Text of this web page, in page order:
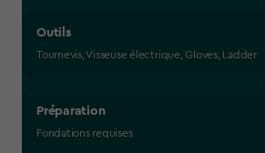
Outils
Tournevis, Visseuse électrique, Gloves, Ladder
Préparation
Fondations requises